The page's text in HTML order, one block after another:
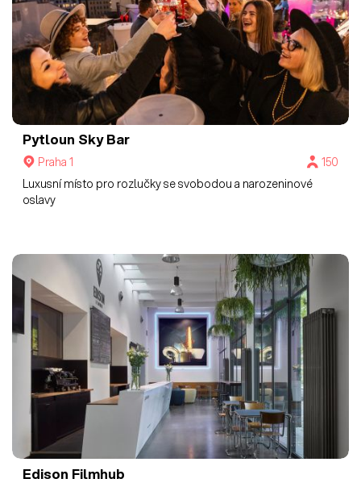
Pytloun Sky Bar
Praha 1
150
Luxusní místo pro rozlučky se svobodou a narozeninové
oslavy
Edison Filmhub